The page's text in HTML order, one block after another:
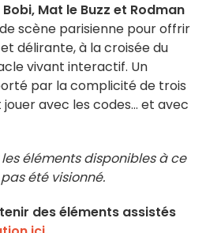
Bobi, Mat le Buzz et Rodman
scène parisienne pour offrir
délirante, à la croisée du
vivant interactif. Un
par la complicité de trois
avec les codes… et avec
éléments disponibles à ce
été visionné.
des éléments assistés